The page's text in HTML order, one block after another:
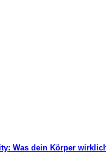
Was dein Körper